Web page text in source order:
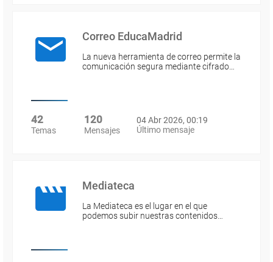
Correo EducaMadrid
La nueva herramienta de correo permite la
comunicación segura mediante cifrado…
42
Temas
120
Mensajes
04 Abr 2026, 00:19
Último mensaje
Mediateca
La Mediateca es el lugar en el que
podemos subir nuestras contenidos…